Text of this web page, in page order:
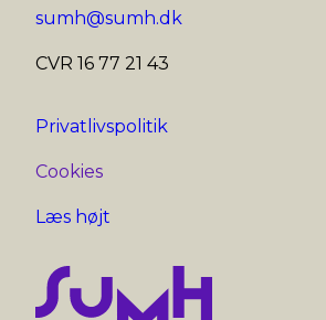
sumh@sumh.dk
CVR 16 77 21 43
Privatlivspolitik
Cookies
Læs højt